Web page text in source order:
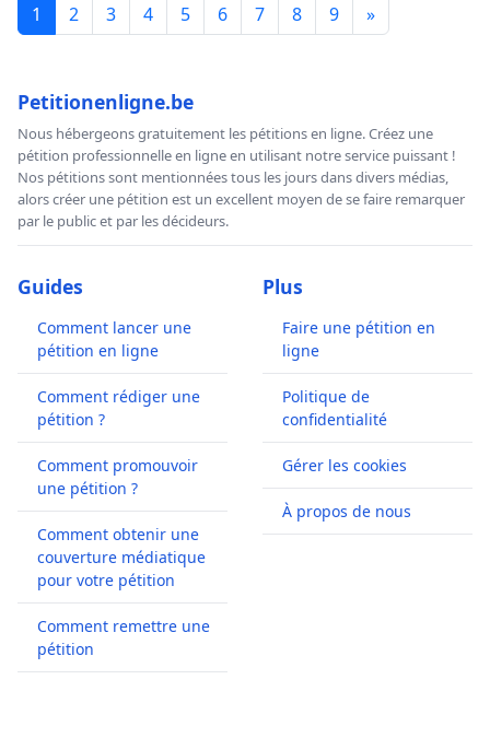
1 2 3 4 5 6 7 8 9 »
Petitionenligne.be
Nous hébergeons gratuitement les pétitions en ligne. Créez une
pétition professionnelle en ligne en utilisant notre service puissant !
Nos pétitions sont mentionnées tous les jours dans divers médias,
alors créer une pétition est un excellent moyen de se faire remarquer
par le public et par les décideurs.
Guides
Comment lancer une
pétition en ligne
Comment rédiger une
pétition ?
Comment promouvoir
une pétition ?
Comment obtenir une
couverture médiatique
pour votre pétition
Comment remettre une
pétition
Plus
Faire une pétition en
ligne
Politique de
confidentialité
Gérer les cookies
À propos de nous